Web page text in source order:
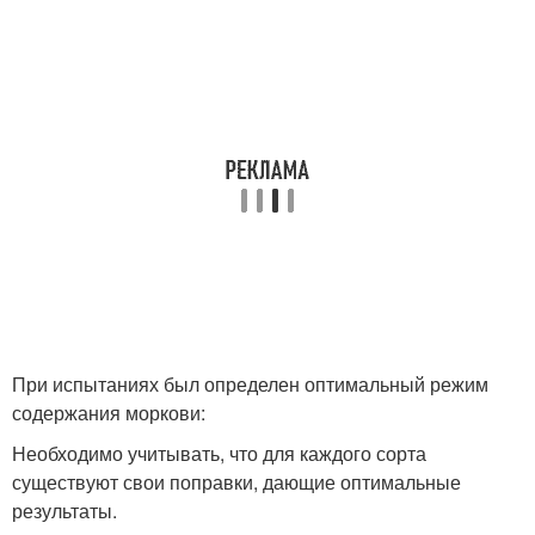
При испытаниях был определен оптимальный режим
содержания моркови:
Необходимо учитывать, что для каждого сорта
существуют свои поправки, дающие оптимальные
результаты.